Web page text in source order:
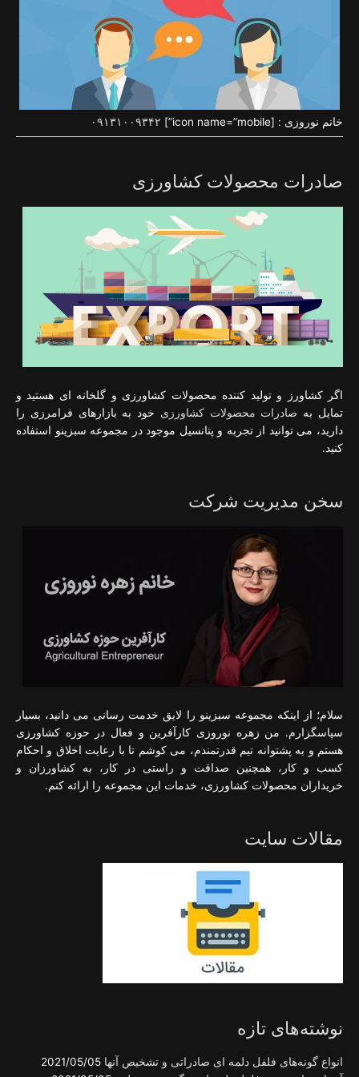
خانم نوروزی : [icon name=”mobile”] ۰۹۱۳۱۰۰۹۳۴۲
صادرات محصولات کشاورزی
اگر کشاورز و تولید کننده محصولات کشاورزی و گلخانه ای هستید و
تمایل به صادرات محصولات کشاورزی خود به بازارهای فرامرزی را
دارید، می توانید از تجربه و پتانسیل موجود در مجموعه سبزینو استفاده
کنید.
سخن مدیریت شرکت
سلام؛ از اینکه مجموعه سبزینو را لایق خدمت رسانی می دانید، بسیار
سپاسگزارم. من زهره نوروزی کارآفرین و فعال در حوزه کشاورزی
هستم و به پشتوانه تیم قدرتمندم، می کوشم تا با رعایت اخلاق و احکام
کسب و کار، همچنین صداقت و راستی در کار، به کشاورزان و
خریداران محصولات کشاورزی، خدمات این مجموعه را ارائه کنم.
مقالات سایت
نوشته‌های تازه
انواع گونه‌های فلفل دلمه ای صادراتی و تشخیص آنها 2021/05/05